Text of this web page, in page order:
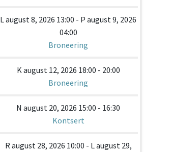
L august 8, 2026 13:00 - P august 9, 2026
04:00
Broneering
K august 12, 2026 18:00 - 20:00
Broneering
N august 20, 2026 15:00 - 16:30
Kontsert
R august 28, 2026 10:00 - L august 29,